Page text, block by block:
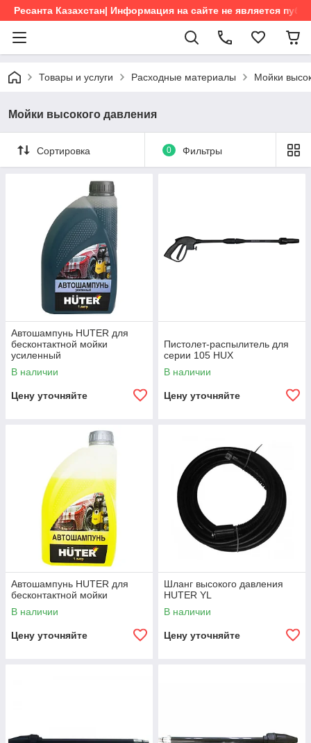
Ресанта Казахстан| Информация на сайте не является
Товары и услуги Расходные материалы Мойки
Мойки высокого давления
Сортировка 0 Фильтры
Автошампунь HUTER для
бесконтактной мойки
усиленный
В наличии
Цену уточняйте
Пистолет-распылитель для
серии 105 HUX
В наличии
Цену уточняйте
Автошампунь HUTER для
бесконтактной мойки
В наличии
Цену уточняйте
Шланг высокого давления
HUTER YL
В наличии
Цену уточняйте